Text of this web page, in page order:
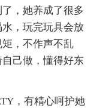
，她养成了很多
，玩完玩具会放
，不作声不乱
己做，懂得好东
，有精心呵护她